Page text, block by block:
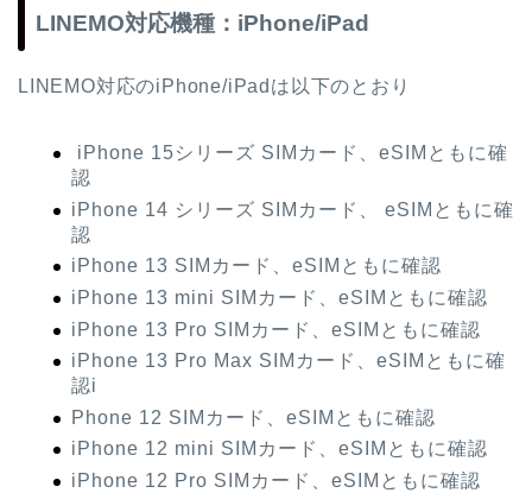
LINEMO対応機種：iPhone/iPad
LINEMO対応のiPhone/iPadは以下のとおり
iPhone 15シリーズ SIMカード、eSIMともに確
認
iPhone 14 シリーズ SIMカード、 eSIMともに確
認
iPhone 13 SIMカード、eSIMともに確認
iPhone 13 mini SIMカード、eSIMともに確認
iPhone 13 Pro SIMカード、eSIMともに確認
iPhone 13 Pro Max SIMカード、eSIMともに確
認i
Phone 12 SIMカード、eSIMともに確認
iPhone 12 mini SIMカード、eSIMともに確認
iPhone 12 Pro SIMカード、eSIMともに確認